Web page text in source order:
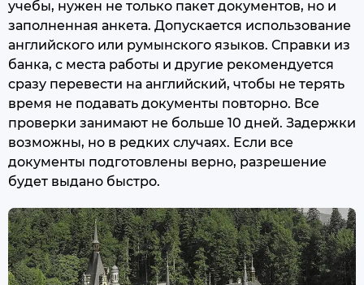
учебы, нужен не только пакет документов, но и
заполненная анкета. Допускается использование
английского или румынского языков. Справки из
банка, с места работы и другие рекомендуется
сразу перевести на английский, чтобы не терять
время не подавать документы повторно. Все
проверки занимают не больше 10 дней. Задержки
возможны, но в редких случаях. Если все
документы подготовлены верно, разрешение
будет выдано быстро.